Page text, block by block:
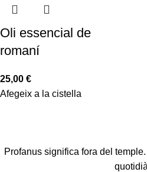
Oli essencial de
romaní
25,00 €
Afegeix a la cistella
Profanus significa fora del